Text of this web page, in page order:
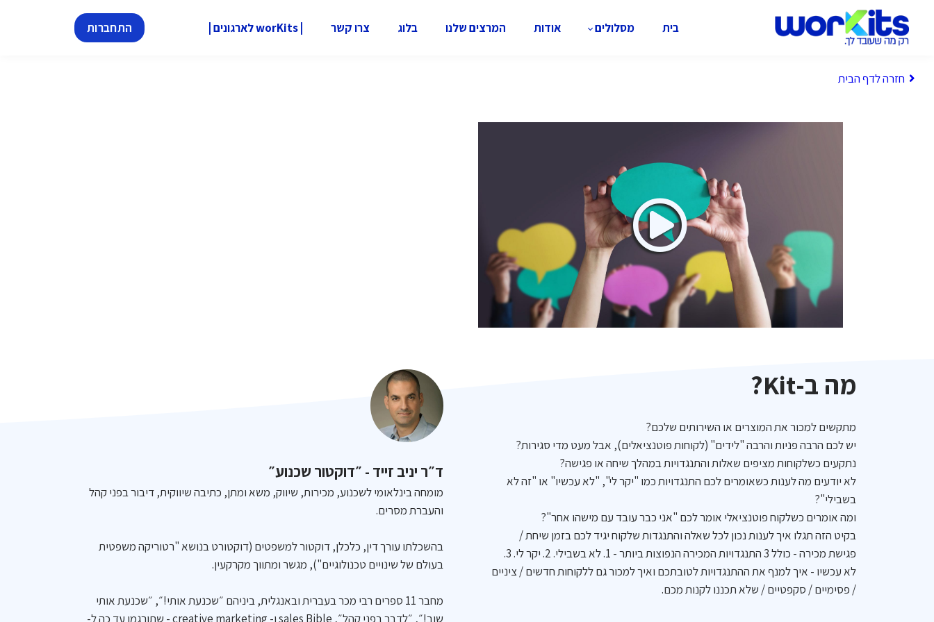
בית מסלולים אודות המרצים שלנו בלוג צרו קשר | worKits לארגונים | התחברות
חזרה לדף הבית
מה ב-Kit?
מתקשים למכור את המוצרים או השירותים שלכם?
יש לכם הרבה פניות והרבה "לידים" (לקוחות פוטנציאלים), אבל מעט מדי סגירות?
נתקעים כשלקוחות מציפים שאלות והתנגדויות במהלך שיחה או פגישה?
לא יודעים מה לענות כשאומרים לכם התנגדויות כמו "יקר לי", "לא עכשיו" או "זה לא
בשבילי"?
ומה אומרים כשלקוח פוטנציאלי אומר לכם "אני כבר עובד עם מישהו אחר"?
בקיט הזה תגלו איך לענות נכון לכל שאלה והתנגדות שלקוח יגיד לכם בזמן שיחת /
פגישת מכירה - כולל 3 התנגדויות המכירה הנפוצות ביותר - 1. לא בשבילי. 2. יקר לי. 3.
לא עכשיו - איך למנף את ההתנגדויות לטובתכם ואיך למכור גם ללקוחות חדשים / ציניים
/ פסימיים / סקפטיים / שלא תכננו לקנות מכם.
ד״ר יניב זייד - ״דוקטור שכנוע״
מומחה בינלאומי לשכנוע, מכירות, שיווק, משא ומתן, כתיבה שיווקית, דיבור בפני קהל
והעברת מסרים.
בהשכלתו עורך דין, כלכלן, דוקטור למשפטים (דוקטורט בנושא "רטוריקה משפטית
בעולם של שינויים טכנולוגיים"), מגשר ומתווך מקרקעין.
מחבר 11 ספרים רבי מכר בעברית ובאנגלית, ביניהם ״שכנעת אותי!״, ״שכנעת אותי
שוב!״, ״לדבר בפני קהל״, sales Bible ו- creative marketing - שתורגמו עד כה ל-